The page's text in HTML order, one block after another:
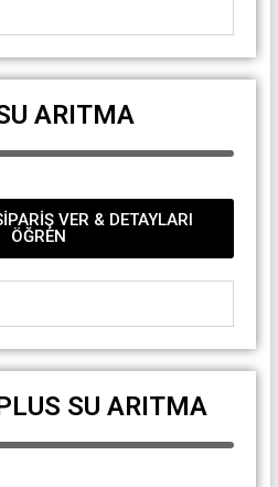
ARITMA
VER & DETAYLARI
ÖĞREN
SU ARITMA